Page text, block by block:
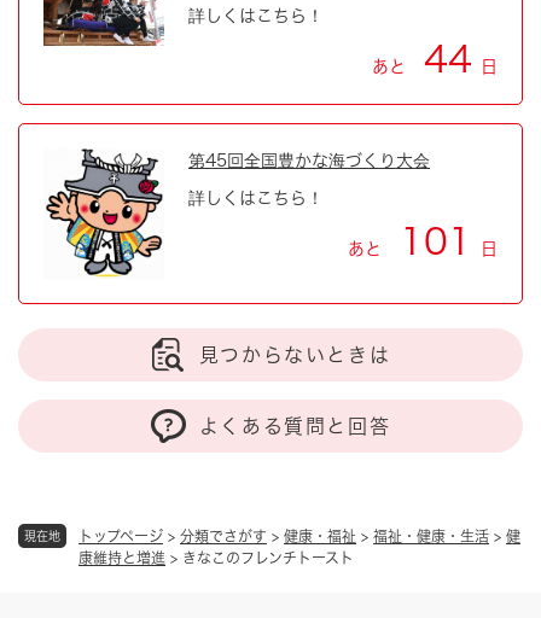
現在地 トップページ > 分類でさがす > 健康・福祉 > 福祉・健康・生活 > 健
康維持と増進 > きなこのフレンチトースト
詳しくはこちら！
あと 44 日
第45回全国豊かな海づくり大会
詳しくはこちら！
あと 101 日
見つからないときは
よくある質問と回答